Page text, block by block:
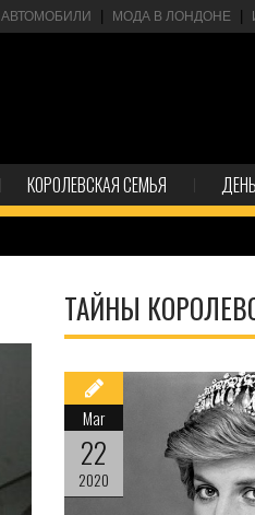
АВТОМОБИЛИ МОДА В ЛОНДОНЕ
КОРОЛЕВСКАЯ СЕМЬЯ
ТАЙНЫ
Mar
22
2020